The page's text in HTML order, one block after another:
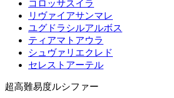
コロッサスイラ
リヴァイアサンマレ
ユグドラシルアルボス
ティアマトアウラ
シュヴァリエクレド
セレストアーテル
超高難易度ルシファー